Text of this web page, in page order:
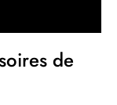
de